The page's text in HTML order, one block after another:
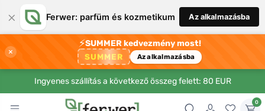
× Ferwer: parfüm és kozmetikum Az alkalmazásba
×
⚡SUMMER kedvezmény most!
SUMMER Az alkalmazásba
Ingyenes szállítás a következő összeg felett: 80 EUR
0